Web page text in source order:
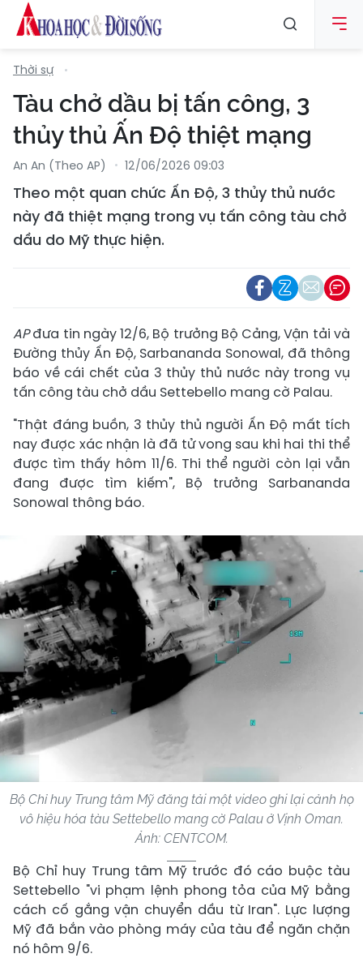
Thời sự
Tàu chở dầu bị tấn công, 3
thủy thủ Ấn Độ thiệt mạng
An An (Theo AP) 12/06/2026 09:03
Theo một quan chức Ấn Độ, 3 thủy thủ nước
này đã thiệt mạng trong vụ tấn công tàu chở
dầu do Mỹ thực hiện.
APđưa tin ngày 12/6, Bộ trưởng Bộ Cảng, Vận tải và
Đường thủy Ấn Độ, Sarbananda Sonowal, đã thông
báo về cái chết của 3 thủy thủ nước này trong vụ
tấn công tàu chở dầu Settebello mang cờ Palau.
"Thật đáng buồn, 3 thủy thủ người Ấn Độ mất tích
nay được xác nhận là đã tử vong sau khi hai thi thể
được tìm thấy hôm 11/6. Thi thể người còn lại vẫn
đang được tìm kiếm", Bộ trưởng Sarbananda
Sonowal thông báo.
Bộ Chỉ huy Trung tâm Mỹ đăng tải một video ghi lại cảnh họ
vô hiệu hóa tàu Settebello mang cờ Palau ở Vịnh Oman.
Ảnh: CENTCOM.
Bộ Chỉ huy Trung tâm Mỹ trước đó cáo buộc tàu
Settebello "vi phạm lệnh phong tỏa của Mỹ bằng
cách cố gắng vận chuyển dầu từ Iran". Lực lượng
Mỹ đã bắn vào phòng máy của tàu để ngăn chặn
nó hôm 9/6.